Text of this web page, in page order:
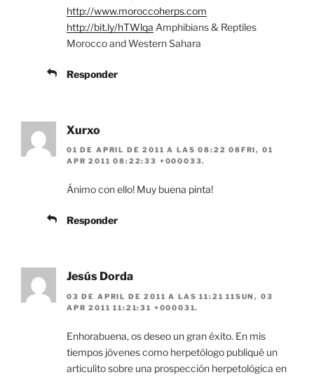
http://www.moroccoherps.com
http://bit.ly/hTWlqa Amphibians & Reptiles
Morocco and Western Sahara
Responder
Xurxo
01 DE APRIL DE 2011 A LAS 08:22 08FRI, 01
APR 2011 08:22:33 +000033.
Ánimo con ello! Muy buena pinta!
Responder
Jesús Dorda
03 DE APRIL DE 2011 A LAS 11:21 11SUN, 03
APR 2011 11:21:31 +000031.
Enhorabuena, os deseo un gran éxito. En mis
tiempos jóvenes como herpetólogo publiqué un
articulito sobre una prospección herpetológica en